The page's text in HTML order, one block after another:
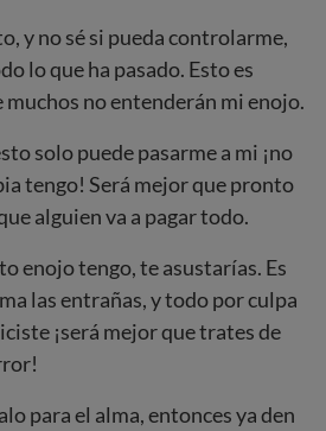
y no sé si pueda controlarme,
lo que ha pasado. Esto es
muchos no entenderán mi enojo.
solo puede pasarme a mi ¡no
tengo! Será mejor que pronto
alguien va a pagar todo.
enojo tengo, te asustarías. Es
las entrañas, y todo por culpa
¡será mejor que trates de
para el alma, entonces ya den